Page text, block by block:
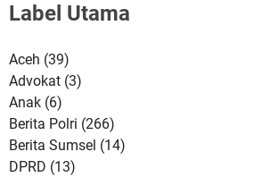
Label Utama
Aceh (39)
Advokat (3)
Anak (6)
Berita Polri (266)
Berita Sumsel (14)
DPRD (13)